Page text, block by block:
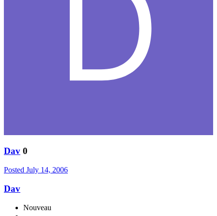
Dav 0
Posted July 14, 2006
Dav
Nouveau